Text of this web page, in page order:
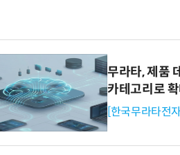
무라타, 제품
카테고리로
[한국무라타전